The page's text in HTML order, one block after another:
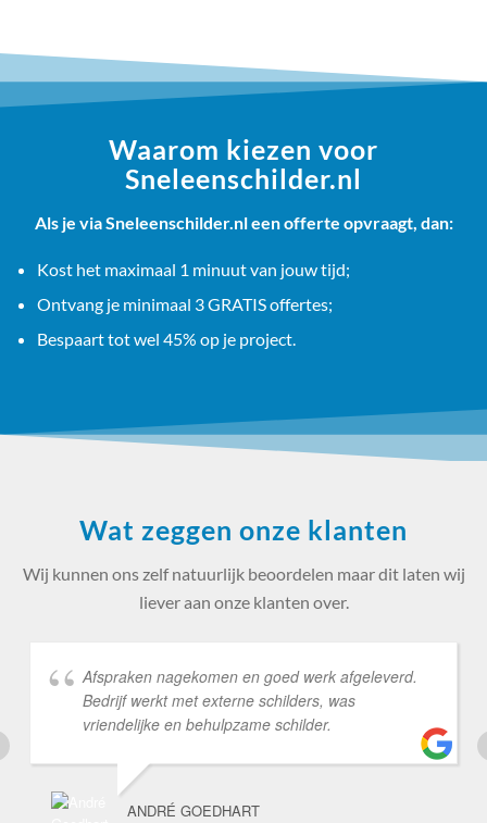
Waarom kiezen voor
Sneleenschilder.nl
Als je via Sneleenschilder.nl een offerte opvraagt, dan:
Kost het maximaal 1 minuut van jouw tijd;
Ontvang je minimaal 3 GRATIS offertes;
Bespaart tot wel 45% op je project.
Wat zeggen onze klanten
Wij kunnen ons zelf natuurlijk beoordelen maar dit laten wij
liever aan onze klanten over.
Afspraken nagekomen en goed werk afgeleverd.
Bedrijf werkt met externe schilders, was
vriendelijke en behulpzame schilder.
ANDRÉ GOEDHART